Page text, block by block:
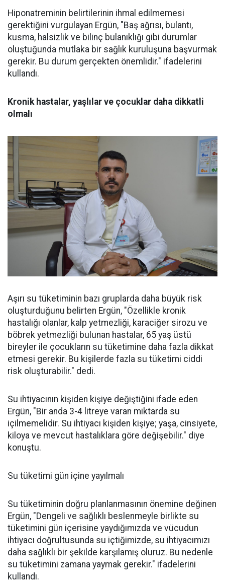
Hiponatreminin belirtilerinin ihmal edilmemesi
gerektiğini vurgulayan Ergün, "Baş ağrısı, bulantı,
kusma, halsizlik ve bilinç bulanıklığı gibi durumlar
oluştuğunda mutlaka bir sağlık kuruluşuna başvurmak
gerekir. Bu durum gerçekten önemlidir." ifadelerini
kullandı.
Kronik hastalar, yaşlılar ve çocuklar daha dikkatli
olmalı
Aşırı su tüketiminin bazı gruplarda daha büyük risk
oluşturduğunu belirten Ergün, "Özellikle kronik
hastalığı olanlar, kalp yetmezliği, karaciğer sirozu ve
böbrek yetmezliği bulunan hastalar, 65 yaş üstü
bireyler ile çocukların su tüketimine daha fazla dikkat
etmesi gerekir. Bu kişilerde fazla su tüketimi ciddi
risk oluşturabilir." dedi.
Su ihtiyacının kişiden kişiye değiştiğini ifade eden
Ergün, "Bir anda 3-4 litreye varan miktarda su
içilmemelidir. Su ihtiyacı kişiden kişiye; yaşa, cinsiyete,
kiloya ve mevcut hastalıklara göre değişebilir." diye
konuştu.
Su tüketimi gün içine yayılmalı
Su tüketiminin doğru planlanmasının önemine değinen
Ergün, "Dengeli ve sağlıklı beslenmeyle birlikte su
tüketimini gün içerisine yaydığımızda ve vücudun
ihtiyacı doğrultusunda su içtiğimizde, su ihtiyacımızı
daha sağlıklı bir şekilde karşılamış oluruz. Bu nedenle
su tüketimini zamana yaymak gerekir." ifadelerini
kullandı.